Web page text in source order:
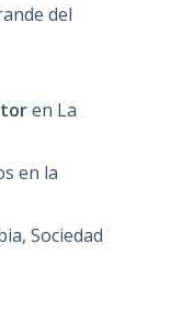
del
en La
en la
Sociedad